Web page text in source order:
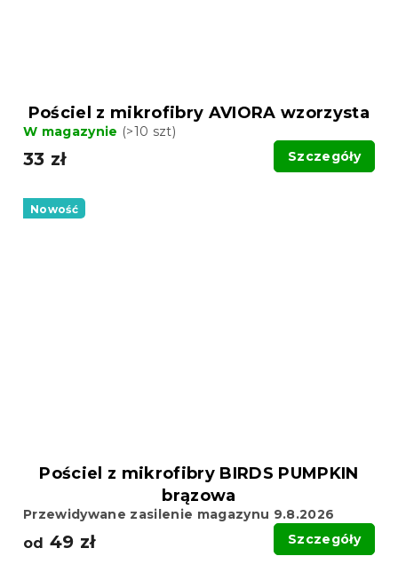
Pościel z mikrofibry AVIORA wzorzysta
W magazynie (>10 szt)
33 zł Szczegóły
Nowość
Pościel z mikrofibry BIRDS PUMPKIN
brązowa
Przewidywane zasilenie magazynu 9.8.2026
od 49 zł Szczegóły